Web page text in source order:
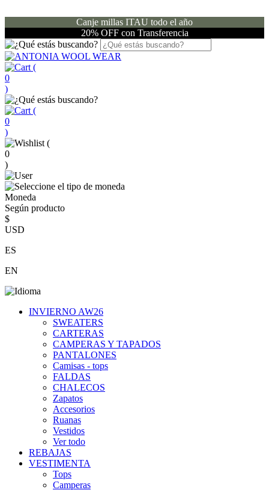
Canje millas ITAU todo el año
20% OFF con Transferencia
(
0
)
(
0
)
(
0
)
Moneda
Según producto
$
USD
ES
EN
INVIERNO AW26
SWEATERS
CARTERAS
CAMPERAS Y TAPADOS
PANTALONES
Camisas - tops
FALDAS
CHALECOS
Zapatos
Accesorios
Ruanas
Vestidos
Ver todo
REBAJAS
VESTIMENTA
Tops
Camperas